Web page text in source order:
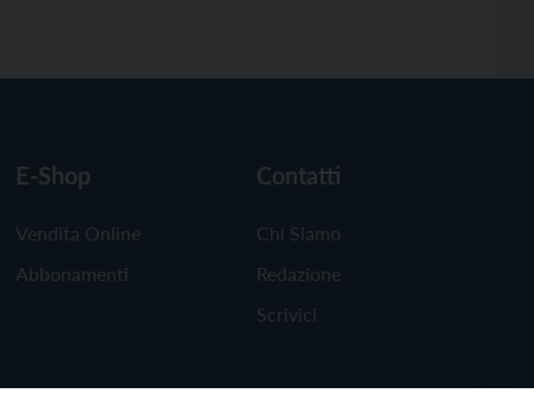
E-Shop
Vendita Online
Abbonamenti
Contatti
Chi Siamo
Redazione
Scrivici